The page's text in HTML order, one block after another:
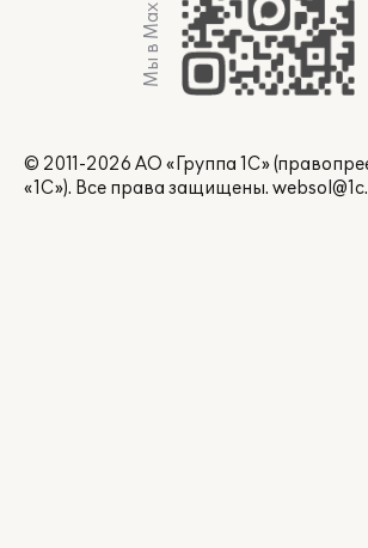
Мы в Max
© 2011-2026 АО «Группа 1С»
«1С»). Все права защищены.